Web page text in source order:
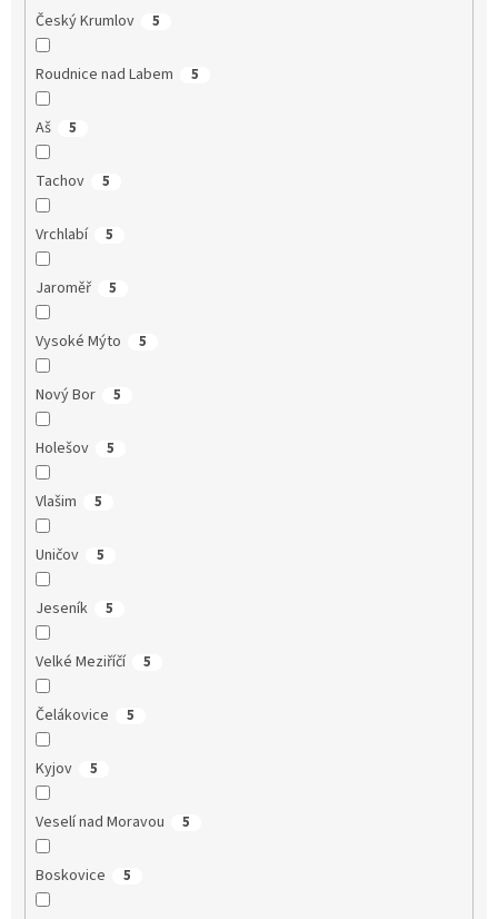
Český Krumlov 5
Roudnice nad Labem 5
Aš 5
Tachov 5
Vrchlabí 5
Jaroměř 5
Vysoké Mýto 5
Nový Bor 5
Holešov 5
Vlašim 5
Uničov 5
Jeseník 5
Velké Meziříčí 5
Čelákovice 5
Kyjov 5
Veselí nad Moravou 5
Boskovice 5